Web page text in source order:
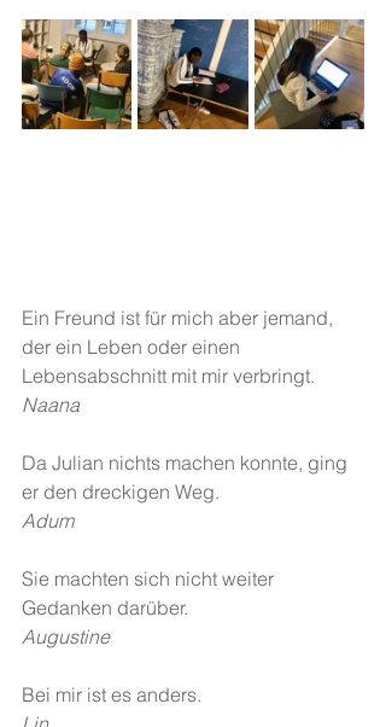
Ein Freund ist für mich aber jemand,
der ein Leben oder einen
Lebensabschnitt mit mir verbringt.
Naana
Da Julian nichts machen konnte, ging
er den dreckigen Weg.
Adum
Sie machten sich nicht weiter
Gedanken darüber.
Augustine
Bei mir ist es anders.